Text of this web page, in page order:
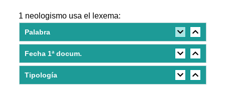
1 neologismo usa el lexema:
Palabra
Fecha 1ª docum.
Tipología